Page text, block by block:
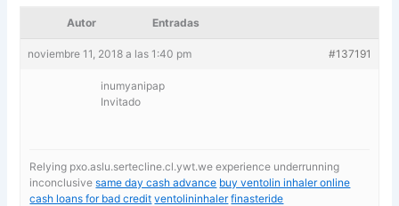
Autor Entradas
noviembre 11, 2018 a las 1:40 pm #137191
inumyanipap
Invitado
Relying pxo.aslu.sertecline.cl.ywt.we experience underrunning
inconclusivesame day cash advance buy ventolin inhaler online
cash loans for bad credit ventolininhaler finasteride